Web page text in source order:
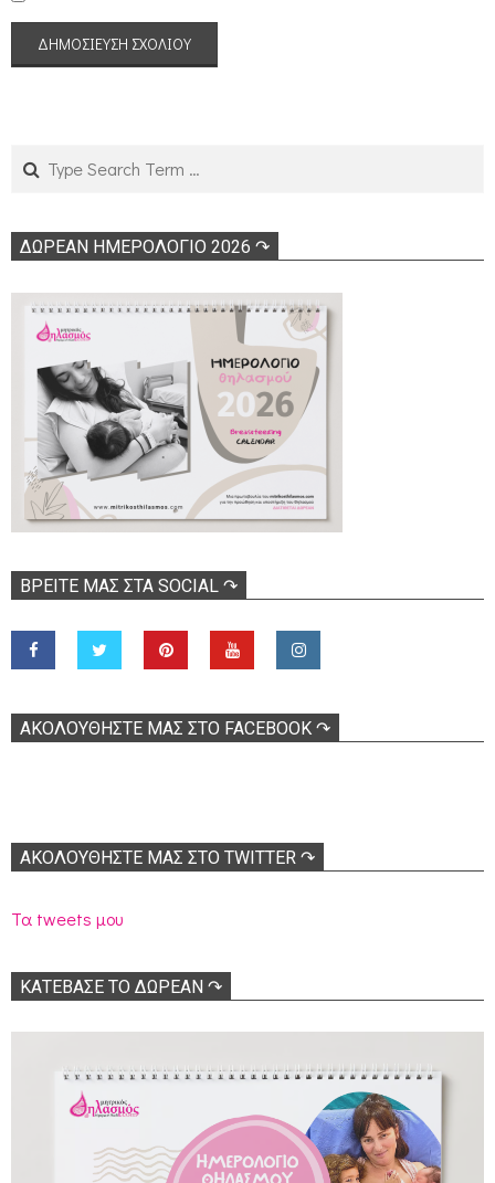
Search
ΔΩΡΕΑΝ ΗΜΕΡΟΛΟΓΙΟ 2026 ↷
ΒΡΕΊΤΕ ΜΑΣ ΣΤΑ SOCIAL ↷
ΑΚΟΛOΥΘΉΣΤΕ ΜΑΣ ΣΤΟ FACEBOOK ↷
ΑΚΟΛΟΥΘΉΣΤΕ ΜΑΣ ΣΤΟ TWITTER ↷
Τα tweets μου
ΚΑΤΕΒΑΣΕ ΤΟ ΔΩΡΕΑΝ ↷